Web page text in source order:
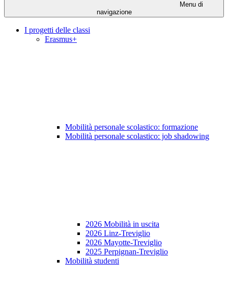
Menu di
navigazione
I progetti delle classi
Erasmus+
Mobilità personale scolastico: formazione
Mobilità personale scolastico: job shadowing
2026 Mobilità in uscita
2026 Linz-Treviglio
2026 Mayotte-Treviglio
2025 Perpignan-Treviglio
Mobilità studenti